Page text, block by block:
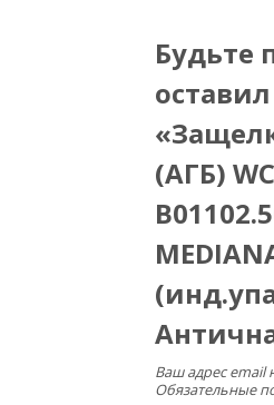
Будьте
(АГБ) WC
Ваш адрес email
Обязательные